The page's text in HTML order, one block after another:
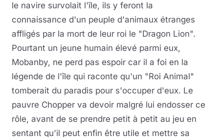
le navire survolait l'île, ils y feront la
connaissance d'un peuple d'animaux étranges
affligés par la mort de leur roi le "Dragon Lion".
Pourtant un jeune humain élevé parmi eux,
Mobanby, ne perd pas espoir car il a foi en la
légende de l'île qui raconte qu'un "Roi Animal"
tomberait du paradis pour s'occuper d'eux. Le
pauvre Chopper va devoir malgré lui endosser ce
rôle, avant de se prendre petit à petit au jeu en
sentant qu'il peut enfin être utile et mettre sa